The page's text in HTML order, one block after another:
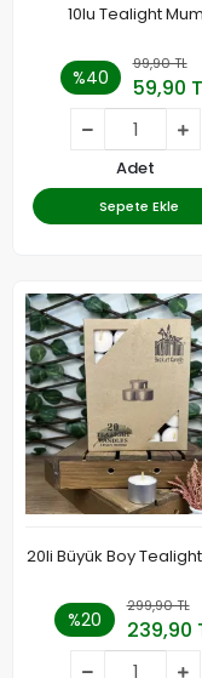
10lu Tealight Mum
%40
99,90 TL
59,90
Adet
Sepete Ekle
20li Büyük Boy
%20
299,90 TL
239,90